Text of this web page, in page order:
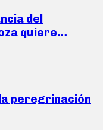
del
quiere…
peregrinación